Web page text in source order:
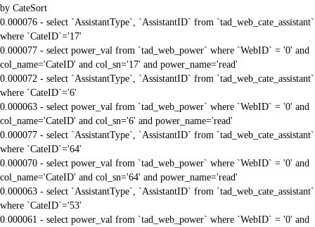
by CateSort
0.000076 - select `AssistantType`, `AssistantID` from `tad_web_cate_assistant`
where `CateID`='17'
0.000077 - select power_val from `tad_web_power` where `WebID` = '0' and
col_name='CateID' and col_sn='17' and power_name='read'
0.000072 - select `AssistantType`, `AssistantID` from `tad_web_cate_assistant`
where `CateID`='6'
0.000063 - select power_val from `tad_web_power` where `WebID` = '0' and
col_name='CateID' and col_sn='6' and power_name='read'
0.000077 - select `AssistantType`, `AssistantID` from `tad_web_cate_assistant`
where `CateID`='64'
0.000070 - select power_val from `tad_web_power` where `WebID` = '0' and
col_name='CateID' and col_sn='64' and power_name='read'
0.000063 - select `AssistantType`, `AssistantID` from `tad_web_cate_assistant`
where `CateID`='53'
0.000061 - select power_val from `tad_web_power` where `WebID` = '0' and